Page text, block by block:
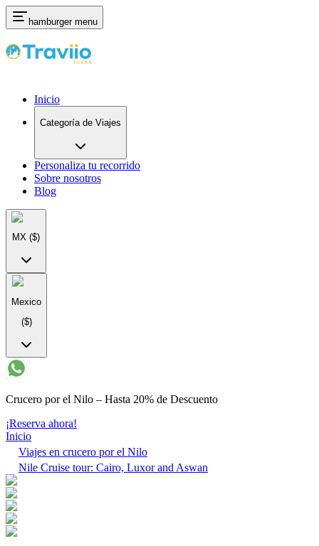
hamburger menu
Inicio
Categoría de Viajes
Personaliza tu recorrido
Sobre nosotros
Blog
MX ($)
Mexico
($)
Crucero por el Nilo – Hasta 20% de Descuento
¡Reserva ahora!
Inicio
Viajes en crucero por el Nilo
Nile Cruise tour: Cairo, Luxor and Aswan